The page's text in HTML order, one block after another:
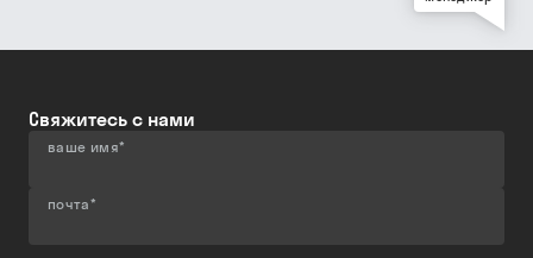
Свяжитесь с нами
ваше имя*
почта*